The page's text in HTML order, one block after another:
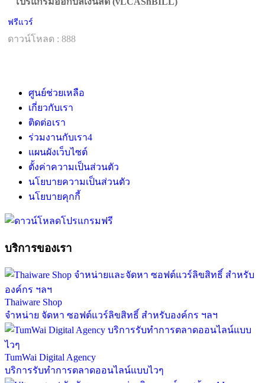
ฟรีแวร์
ดาวน์โหลด : 888
ศูนย์ช่วยเหลือ
เกี่ยวกับเรา
ติดต่อเรา
ร่วมงานกับเรา4
แผนผังเว็บไซต์
ตั้งค่าความเป็นส่วนตัว
นโยบายความเป็นส่วนตัว
นโยบายคุกกี้
บริการของเรา
Thaiware Shop
จำหน่าย จัดหา ซอฟต์แวร์ลิขสิทธิ์ สำหรับองค์กร ฯลฯ
TumWai Digital Agency
บริการรับทำการตลาดออนไลน์แบบไวๆ